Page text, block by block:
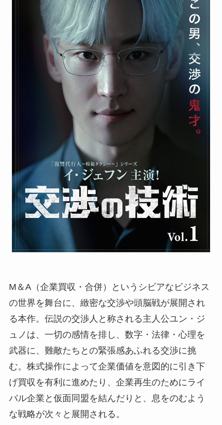
M＆A（企業買収・合併）というシビアなビジネス
の世界を舞台に、緻密な交渉や頭脳戦が展開され
る本作。伝説の交渉人と称される主人公ユン・ジ
ュノは、一切の感情を排し、数字・法律・心理を
武器に、難敵たちとの緊張感あふれる交渉に挑
む。株式操作によって企業価値を意図的に引き下
げ買収を有利に進めたり、企業再生のためにライ
バル企業と仮面同盟を結んだりと、息をのむよう
な戦略が次々と展開される。